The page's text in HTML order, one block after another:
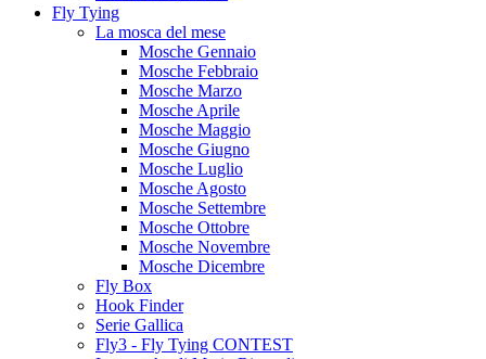
Fly Tying
La mosca del mese
Mosche Gennaio
Mosche Febbraio
Mosche Marzo
Mosche Aprile
Mosche Maggio
Mosche Giugno
Mosche Luglio
Mosche Agosto
Mosche Settembre
Mosche Ottobre
Mosche Novembre
Mosche Dicembre
Fly Box
Hook Finder
Serie Gallica
Fly3 - Fly Tying CONTEST